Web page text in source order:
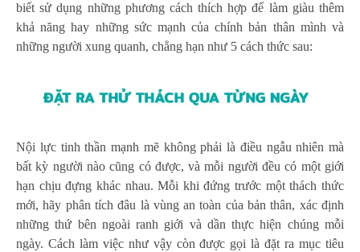
biết sử dụng những phương cách thích hợp để làm giàu thêm
khả năng hay những sức mạnh của chính bản thân mình và
những người xung quanh, chẳng hạn như 5 cách thức sau:
Nội lực tinh thần mạnh mẽ không phải là điều ngẫu nhiên mà
bất kỳ người nào cũng có được, và mỗi người đều có một giới
hạn chịu đựng khác nhau. Mỗi khi đứng trước một thách thức
mới, hãy phân tích đâu là vùng an toàn của bản thân, xác định
những thứ bên ngoài ranh giới và dần thực hiện chúng mỗi
ngày. Cách làm việc như vậy còn được gọi là đặt ra mục tiêu